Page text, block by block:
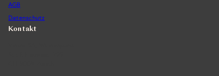
AGB
Datenschutz
Kontakt